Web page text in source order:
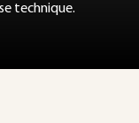
technique.